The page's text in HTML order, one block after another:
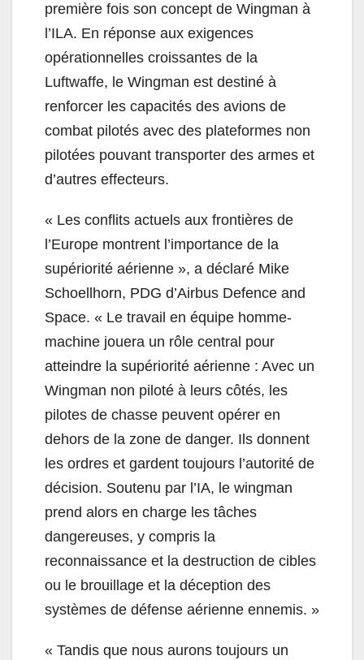
première fois son concept de Wingman à
l’ILA. En réponse aux exigences
opérationnelles croissantes de la
Luftwaffe, le Wingman est destiné à
renforcer les capacités des avions de
combat pilotés avec des plateformes non
pilotées pouvant transporter des armes et
d’autres effecteurs.
« Les conflits actuels aux frontières de
l’Europe montrent l’importance de la
supériorité aérienne », a déclaré Mike
Schoellhorn, PDG d’Airbus Defence and
Space. « Le travail en équipe homme-
machine jouera un rôle central pour
atteindre la supériorité aérienne : Avec un
Wingman non piloté à leurs côtés, les
pilotes de chasse peuvent opérer en
dehors de la zone de danger. Ils donnent
les ordres et gardent toujours l’autorité de
décision. Soutenu par l’IA, le wingman
prend alors en charge les tâches
dangereuses, y compris la
reconnaissance et la destruction de cibles
ou le brouillage et la déception des
systèmes de défense aérienne ennemis. »
« Tandis que nous aurons toujours un